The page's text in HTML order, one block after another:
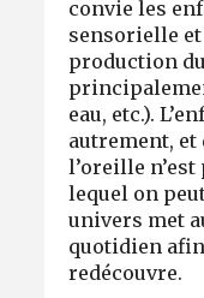
convie les
sensorielle
production
eau, etc.).
autrement,
l’oreille
lequel on
univers met
quotidien
redécouvre.